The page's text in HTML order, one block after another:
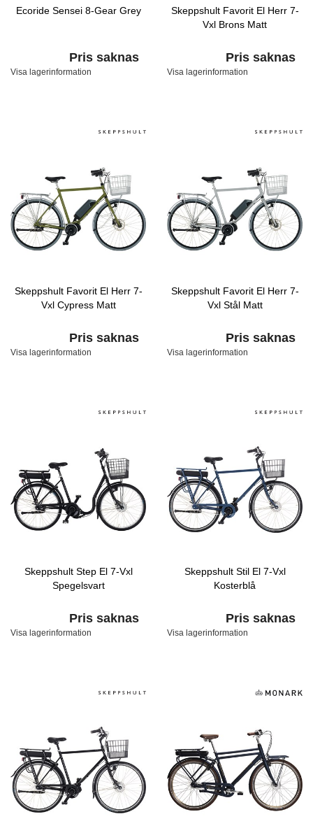
Ecoride Sensei 8-Gear Grey
Pris saknas
Visa lagerinformation
Skeppshult Favorit El Herr 7-
Vxl Brons Matt
Pris saknas
Visa lagerinformation
Skeppshult Favorit El Herr 7-
Vxl Cypress Matt
Pris saknas
Visa lagerinformation
Skeppshult Favorit El Herr 7-
Vxl Stål Matt
Pris saknas
Visa lagerinformation
Skeppshult Step El 7-Vxl
Spegelsvart
Pris saknas
Visa lagerinformation
Skeppshult Stil El 7-Vxl
Kosterblå
Pris saknas
Visa lagerinformation